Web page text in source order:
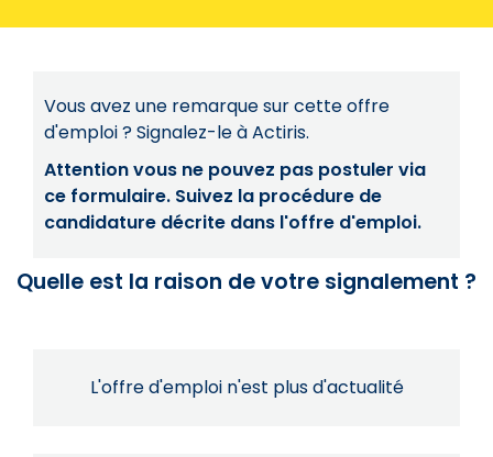
Vous avez une remarque sur cette offre
d'emploi ? Signalez-le à Actiris.
Attention vous ne pouvez pas postuler via
ce formulaire. Suivez la procédure de
candidature décrite dans l'offre d'emploi.
Quelle est la raison de votre signalement ?
L'offre d'emploi n'est plus d'actualité